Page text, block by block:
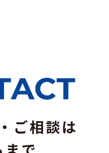
ご相談は